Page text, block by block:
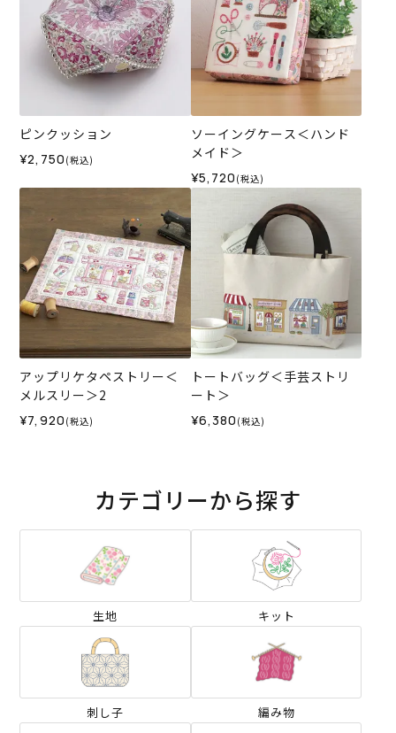
ピンクッション
¥2,750 (税込)
ソーイングケース＜ハンド
メイド＞
¥5,720 (税込)
アップリケタペストリー＜
メルスリー＞2
¥7,920 (税込)
トートバッグ＜手芸ストリ
ート＞
¥6,380 (税込)
カテゴリーから探す
生地 キット
刺し子 編み物